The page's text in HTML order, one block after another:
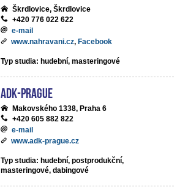
Škrdlovice, Škrdlovice
+420 776 022 622
e-mail
www.nahravani.cz, Facebook
Typ studia: hudební, masteringové
ADK-Prague
Makovského 1338, Praha 6
+420 605 882 822
e-mail
www.adk-prague.cz
Typ studia: hudební, postprodukční,
masteringové, dabingové